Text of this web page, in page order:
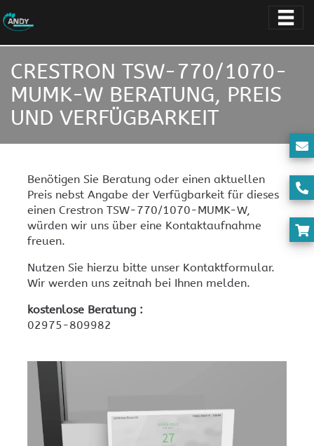
CRESTRON TSW-770/1070-
MUMK-W BERATUNG, PREIS
UND VERFÜGBARKEIT
Benötigen Sie Beratung oder einen aktuellen
Preis nebst Angabe der Verfügbarkeit für dieses
einen Crestron TSW-770/1070-MUMK-W,
würden wir uns über eine Kontaktaufnahme
freuen.
Nutzen Sie hierzu bitte unser Kontaktformular.
Wir werden uns zeitnah bei Ihnen melden.
kostenlose Beratung :
02975-809982